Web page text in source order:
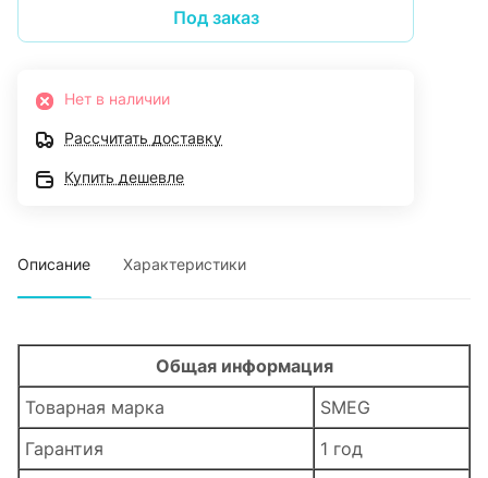
Под заказ
Нет в наличии
Рассчитать доставку
Купить дешевле
Описание Характеристики
Общая информация
Товарная марка
SMEG
Гарантия
1 год